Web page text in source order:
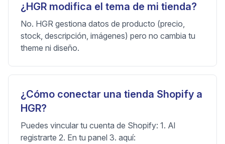
¿HGR modifica el tema de mi tienda?
No. HGR gestiona datos de producto (precio,
stock, descripción, imágenes) pero no cambia tu
theme ni diseño.
¿Cómo conectar una tienda Shopify a
HGR?
Puedes vincular tu cuenta de Shopify: 1. Al
registrarte 2. En tu panel 3. aquí: